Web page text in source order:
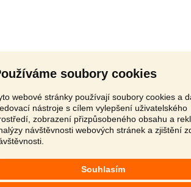
soubory cookies
webové stránky používají soubory cookies a
nástroje s cílem vylepšení uživatelského
zobrazení přizpůsobeného obsahu a
návštěvnosti webových stránek a zjištění
Souhlasím